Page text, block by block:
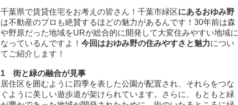
千葉県で賃貸住宅をお考えの皆さん！千葉市緑区にあるおゆみ野
は不動産のプロも絶賛するほどの魅力があるんです！30年前は森
や野原だった地域をURが総合的に開発して大変住みやすい地域に
なっているんですよ！ 今回はおゆみ野の住みやすさと魅力につい
てご紹介します！
1 街と緑の融合が見事
居住区を囲むように四季を表した公園が配置され、それらをつな
ぐように美しい遊歩道が架けられています。さらに、もともと緑